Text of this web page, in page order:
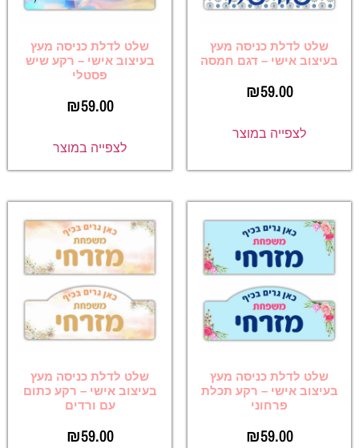
שלט לדלת כניסה מעץ
בעיצוב אישי – דגם חמסה
₪59.00
לצפייה במוצר
שלט לדלת כניסה מעץ
בעיצוב אישי – רקע שיש
פסטלי
₪59.00
לצפייה במוצר
שלט לדלת כניסה מעץ
בעיצוב אישי – רקע תכלת
פרחוני
₪59.00
שלט לדלת כניסה מעץ
בעיצוב אישי – רקע כתום
עם ורדים
₪59.00